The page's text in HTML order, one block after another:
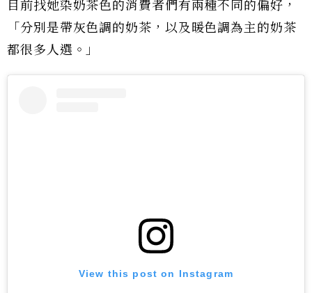
目前找她染奶茶色的消費者們有兩種不同的偏好，
「分別是帶灰色調的奶茶，以及暖色調為主的奶茶
都很多人選。」
View this post on Instagram